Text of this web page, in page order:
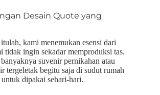
Desain Quote yang
kami menemukan esensi dari
ingin sekadar memproduksi tas.
suvenir pernikahan atau
tergeletak begitu saja di sudut rumah
dipakai sehari-hari.